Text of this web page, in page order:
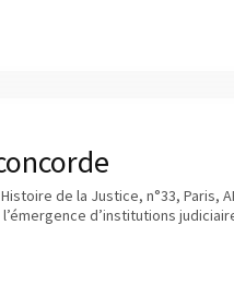
de la Justice, n°33, Paris,
d’institutions